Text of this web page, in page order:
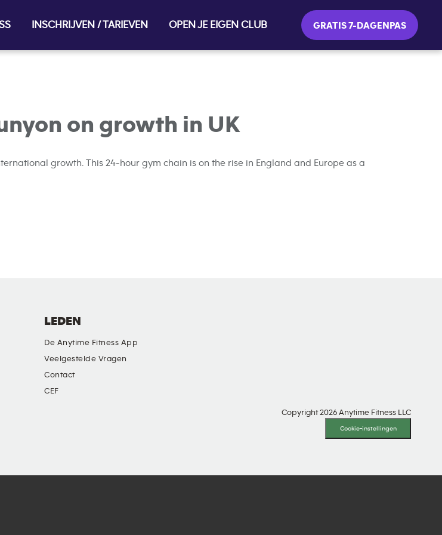
INSCHRIJVEN / TARIEVEN OPEN JE EIGEN CLUB GRATIS 7-DAGENPAS
on growth in UK
growth. This 24-hour gym chain is on the rise in England and Europe as a
LEDEN
De Anytime Fitness App
Veelgestelde Vragen
Contact
CEF
Copyright 2026 Anytime Fitness LLC
Cookie-instellingen